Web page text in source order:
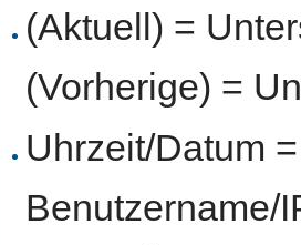
(Aktuell) =
(Vorherige) =
Uhrzeit/Datum
Benutzername/